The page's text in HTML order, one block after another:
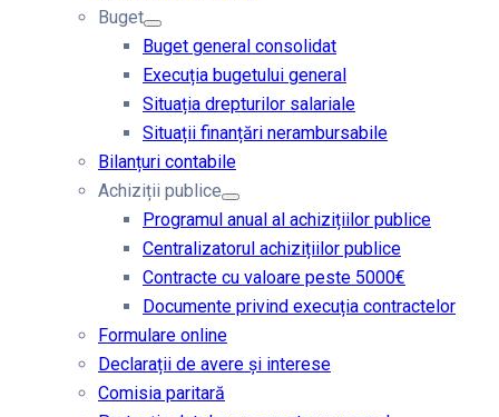
Buget
Buget general consolidat
Execuția bugetului general
Situația drepturilor salariale
Situații finanțări nerambursabile
Bilanțuri contabile
Achiziții publice
Programul anual al achizițiilor publice
Centralizatorul achizițiilor publice
Contracte cu valoare peste 5000€
Documente privind execuția contractelor
Formulare online
Declarații de avere și interese
Comisia paritară